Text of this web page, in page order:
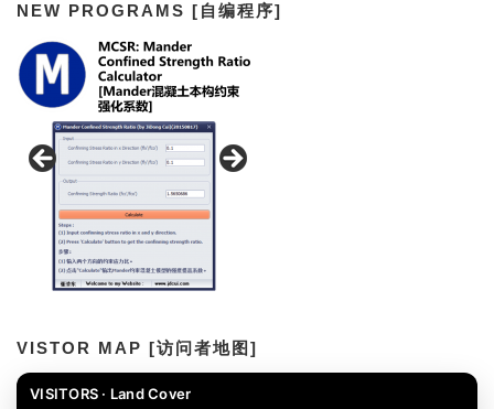
NEW PROGRAMS [自编程序]
VISTOR MAP [访问者地图]
VISITORS · Land Cover